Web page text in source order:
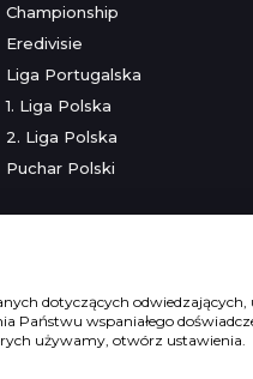
Championship
Eredivisie
Liga Portugalska
1. Liga Polska
2. Liga Polska
Puchar Polski
Serwis
dotyczących
Państwu wspaniałego
używamy, otwórz ustawienia.